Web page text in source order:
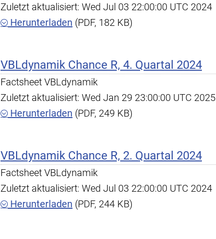
Zuletzt aktualisiert: Wed Jul 03 22:00:00 UTC 2024
Herunterladen (PDF, 182 KB)
VBLdynamik Chance R, 4. Quartal 2024
Factsheet VBLdynamik
Zuletzt aktualisiert: Wed Jan 29 23:00:00 UTC 2025
Herunterladen (PDF, 249 KB)
VBLdynamik Chance R, 2. Quartal 2024
Factsheet VBLdynamik
Zuletzt aktualisiert: Wed Jul 03 22:00:00 UTC 2024
Herunterladen (PDF, 244 KB)